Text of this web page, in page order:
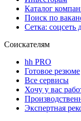
Каталог
Поиск по
Сетка: соцсеть
Соискателям
hh PRO
Готовое резюме
Все сервисы
Хочу у вас
Экспертная